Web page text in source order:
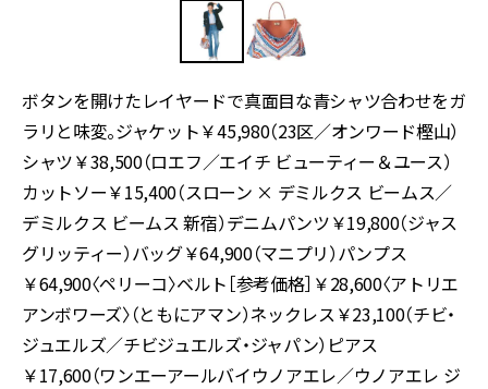
ボタンを開けたレイヤードで真面目な青シャツ合わせをガ
ラリと味変。ジャケット￥45,980（23区／オンワード樫山）
シャツ￥38,500（ロエフ／エイチ ビューティー＆ユース）
カットソー￥15,400（スローン × デミルクス ビームス／
デミルクス ビームス 新宿）デニムパンツ￥19,800（ジャス
グリッティー）バッグ￥64,900（マニプリ）パンプス
￥64,900〈ペリーコ〉ベルト［参考価格］￥28,600〈アトリエ
アンボワーズ〉（ともにアマン）ネックレス￥23,100（チビ・
ジュエルズ／チビジュエルズ・ジャパン）ピアス
￥17,600（ワンエーアールバイウノアエレ／ウノアエレ ジ